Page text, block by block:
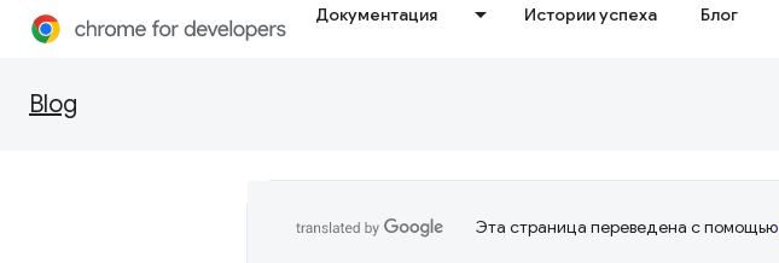
Документация Истории успеха Блог
Blog
Эта страница переведена с помощью